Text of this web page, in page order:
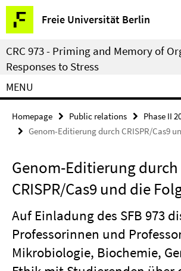
Springe
direkt
zu
Inhalt
Freie Universität Berlin
Service
Navigation
CRC 973 - Priming and Memory of
Responses to Stress
MENU
Homepage Public relations Phase II
Genom-Editierung durch CRISPR/Cas9
Genom-Editierung durch
CRISPR/Cas9 und die
Auf Einladung des SFB 973
Professorinnen und
Mikrobiologie, Biochemie,